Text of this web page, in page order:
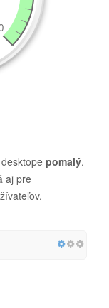
pomalý.
aj pre